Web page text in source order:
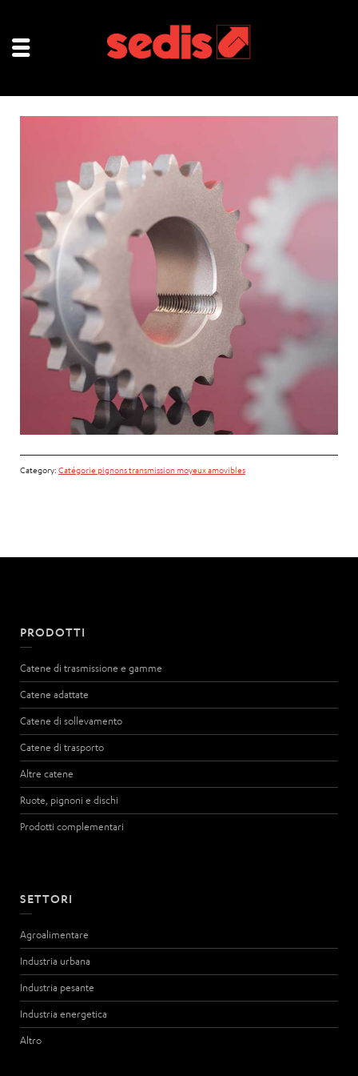
Category: Catégorie pignons transmission moyeux amovibles
PRODOTTI
Catene di trasmissione e gamme
Catene adattate
Catene di sollevamento
Catene di trasporto
Altre catene
Ruote, pignoni e dischi
Prodotti complementari
SETTORI
Agroalimentare
Industria urbana
Industria pesante
Industria energetica
Altro